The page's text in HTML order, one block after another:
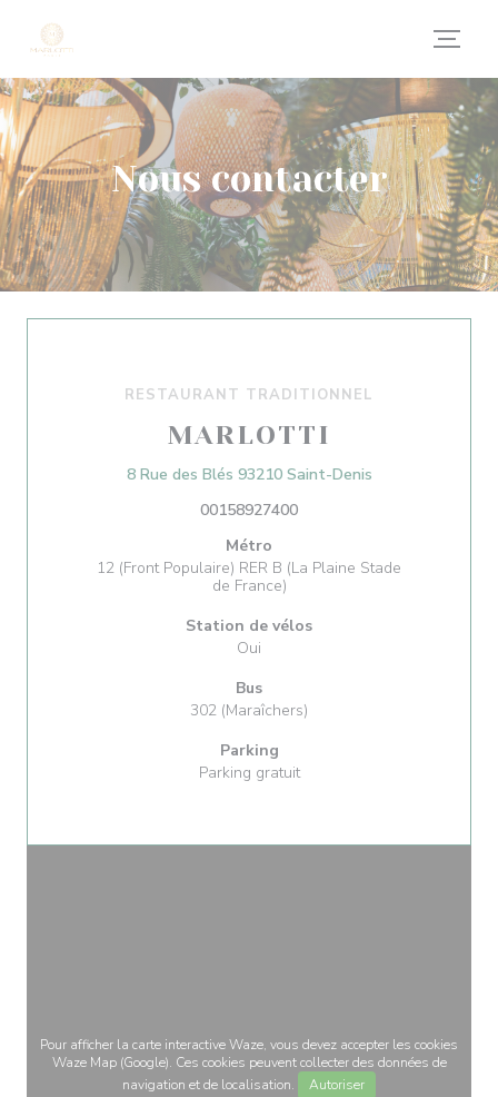
Nous contacter
RESTAURANT TRADITIONNEL
MARLOTTI
8 Rue des Blés 93210 Saint-Denis((ouvre une
00158927400
Métro
12 (Front Populaire) RER B (La Plaine Stade
de France)
Station de vélos
Oui
Bus
302 (Maraîchers)
Parking
Parking gratuit
Pour afficher la carte interactive Waze, vous devez accepter les cookies
Waze Map (Google). Ces cookies peuvent collecter des données de
navigation et de localisation.
Autoriser